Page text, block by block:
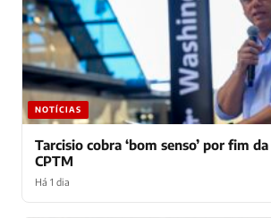
NOTÍCIAS
Tarcisio cobra ‘bom senso’ por fim
CPTM
Há 1 dia